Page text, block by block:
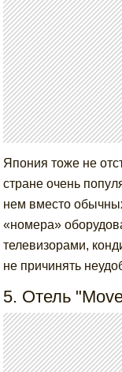
Япония тоже не
стране очень
нем вместо
«номера»
телевизорами,
не причинять
5. Отель